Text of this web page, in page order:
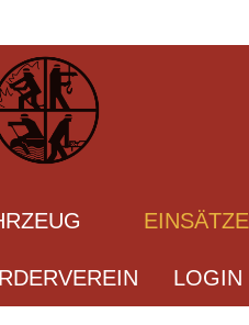
EINSÄTZE
LOGIN